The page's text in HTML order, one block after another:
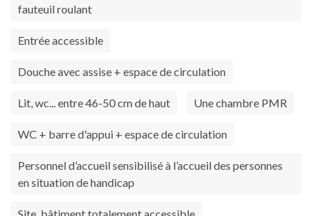
fauteuil roulant
Entrée accessible
Douche avec assise + espace de circulation
Lit, wc... entre 46-50 cm de haut Une chambre PMR
WC + barre d'appui + espace de circulation
Personnel d’accueil sensibilisé à l’accueil des personnes
en situation de handicap